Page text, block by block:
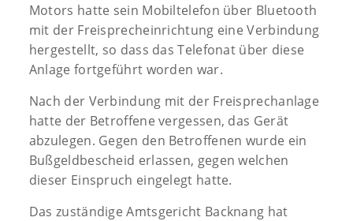
Motors hatte sein Mobiltelefon über Bluetooth
mit der Freisprecheinrichtung eine Verbindung
hergestellt, so dass das Telefonat über diese
Anlage fortgeführt worden war.
Nach der Verbindung mit der Freisprechanlage
hatte der Betroffene vergessen, das Gerät
abzulegen. Gegen den Betroffenen wurde ein
Bußgeldbescheid erlassen, gegen welchen
dieser Einspruch eingelegt hatte.
Das zuständige Amtsgericht Backnang hat